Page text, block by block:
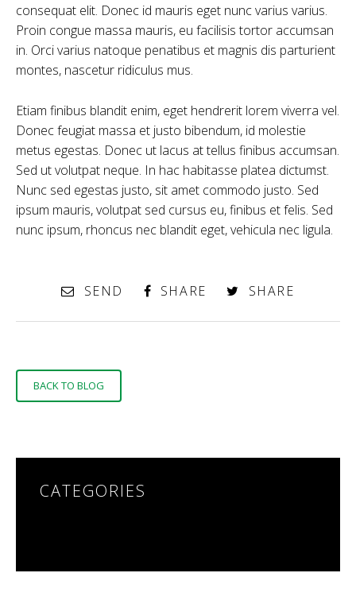
consequat elit. Donec id mauris eget nunc varius varius.
Proin congue massa mauris, eu facilisis tortor accumsan
in. Orci varius natoque penatibus et magnis dis parturient
montes, nascetur ridiculus mus.
Etiam finibus blandit enim, eget hendrerit lorem viverra vel.
Donec feugiat massa et justo bibendum, id molestie
metus egestas. Donec ut lacus at tellus finibus accumsan.
Sed ut volutpat neque. In hac habitasse platea dictumst.
Nunc sed egestas justo, sit amet commodo justo. Sed
ipsum mauris, volutpat sed cursus eu, finibus et felis. Sed
nunc ipsum, rhoncus nec blandit eget, vehicula nec ligula.
SEND SHARE SHARE
BACK TO BLOG
CATEGORIES